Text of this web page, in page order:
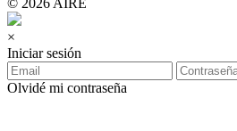
© 2026 AIRE
×
Iniciar sesión
Olvidé mi contraseña